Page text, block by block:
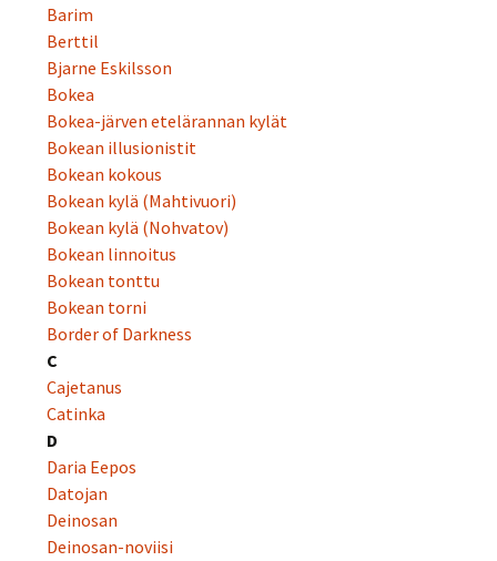
Barim
Berttil
Bjarne Eskilsson
Bokea
Bokea-järven etelärannan kylät
Bokean illusionistit
Bokean kokous
Bokean kylä (Mahtivuori)
Bokean kylä (Nohvatov)
Bokean linnoitus
Bokean tonttu
Bokean torni
Border of Darkness
C
Cajetanus
Catinka
D
Daria Eepos
Datojan
Deinosan
Deinosan-noviisi